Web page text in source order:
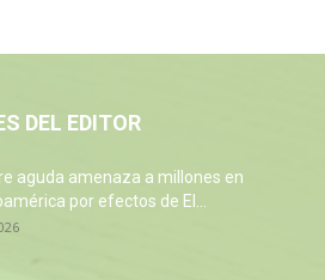
DEL EDITOR
aguda amenaza a millones en
por efectos de El...